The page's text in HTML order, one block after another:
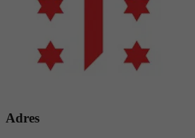
Adres